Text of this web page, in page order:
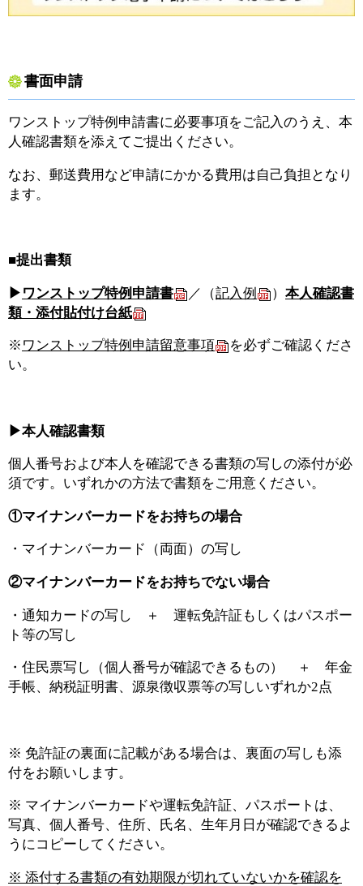
書面申請
ワンストップ特例申請書に必要事項をご記入のうえ、本
人確認書類を添えてご提出ください。
なお、郵送費用など申請にかかる費用は自己負担となり
ます。
■提出書類
▶ ワンストップ特例申請書 ／（記入例 ） 本人確認書
類・添付貼付け台紙
※ ワンストップ特例申請留意事項
を必ずご確認くださ
い。
▶本人確認書類
個人番号および本人を確認できる書類の写しの添付が必
須です。いずれかの方法で書類をご用意ください。
①マイナンバーカードをお持ちの場合
・マイナンバーカード（両面）の写し
②マイナンバーカードをお持ちでない場合
・通知カードの写し ＋ 運転免許証もしくはパスポー
ト等の写し
・住民票写し（個人番号が確認できるもの） ＋ 年金
手帳、納税証明書、源泉徴収票等の写しいずれか2点
※ 免許証の裏面に記載がある場合は、裏面の写しも添
付をお願いします。
※ マイナンバーカードや運転免許証、パスポートは、
写真、個人番号、住所、氏名、生年月日が確認できるよ
うにコピーしてください。
※ 添付する書類の有効期限が切れていないかを確認を